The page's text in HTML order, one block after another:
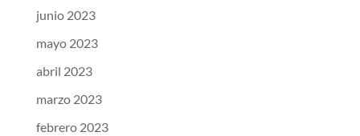
junio 2023
mayo 2023
abril 2023
marzo 2023
febrero 2023